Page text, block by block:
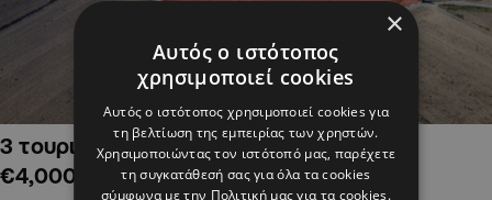
3 τουριστικά χωράφια στην Αλαμινό,
€4,000,000
×
Αυτός ο ιστότοπος
χρησιμοποιεί cookies
Αυτός ο ιστότοπος χρησιμοποιεί cookies για
τη βελτίωση της εμπειρίας των χρηστών.
Χρησιμοποιώντας τον ιστότοπό μας, παρέχετε
τη συγκατάθεσή σας για όλα τα cookies
σύμφωνα με την Πολιτική μας για τα cookies.